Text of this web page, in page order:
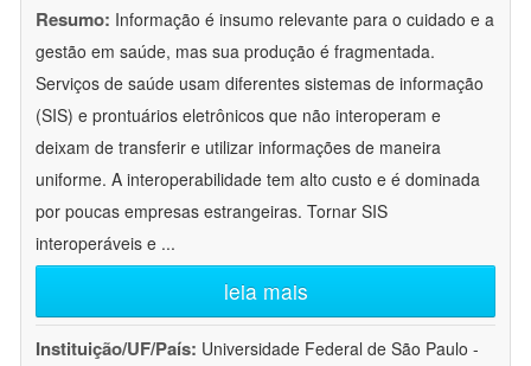
Resumo: Informação é insumo relevante para o cuidado e a
gestão em saúde, mas sua produção é fragmentada.
Serviços de saúde usam diferentes sistemas de informação
(SIS) e prontuários eletrônicos que não interoperam e
deixam de transferir e utilizar informações de maneira
uniforme. A interoperabilidade tem alto custo e é dominada
por poucas empresas estrangeiras. Tornar SIS
interoperáveis e ...
leia mais
Instituição/UF/País: Universidade Federal de São Paulo -